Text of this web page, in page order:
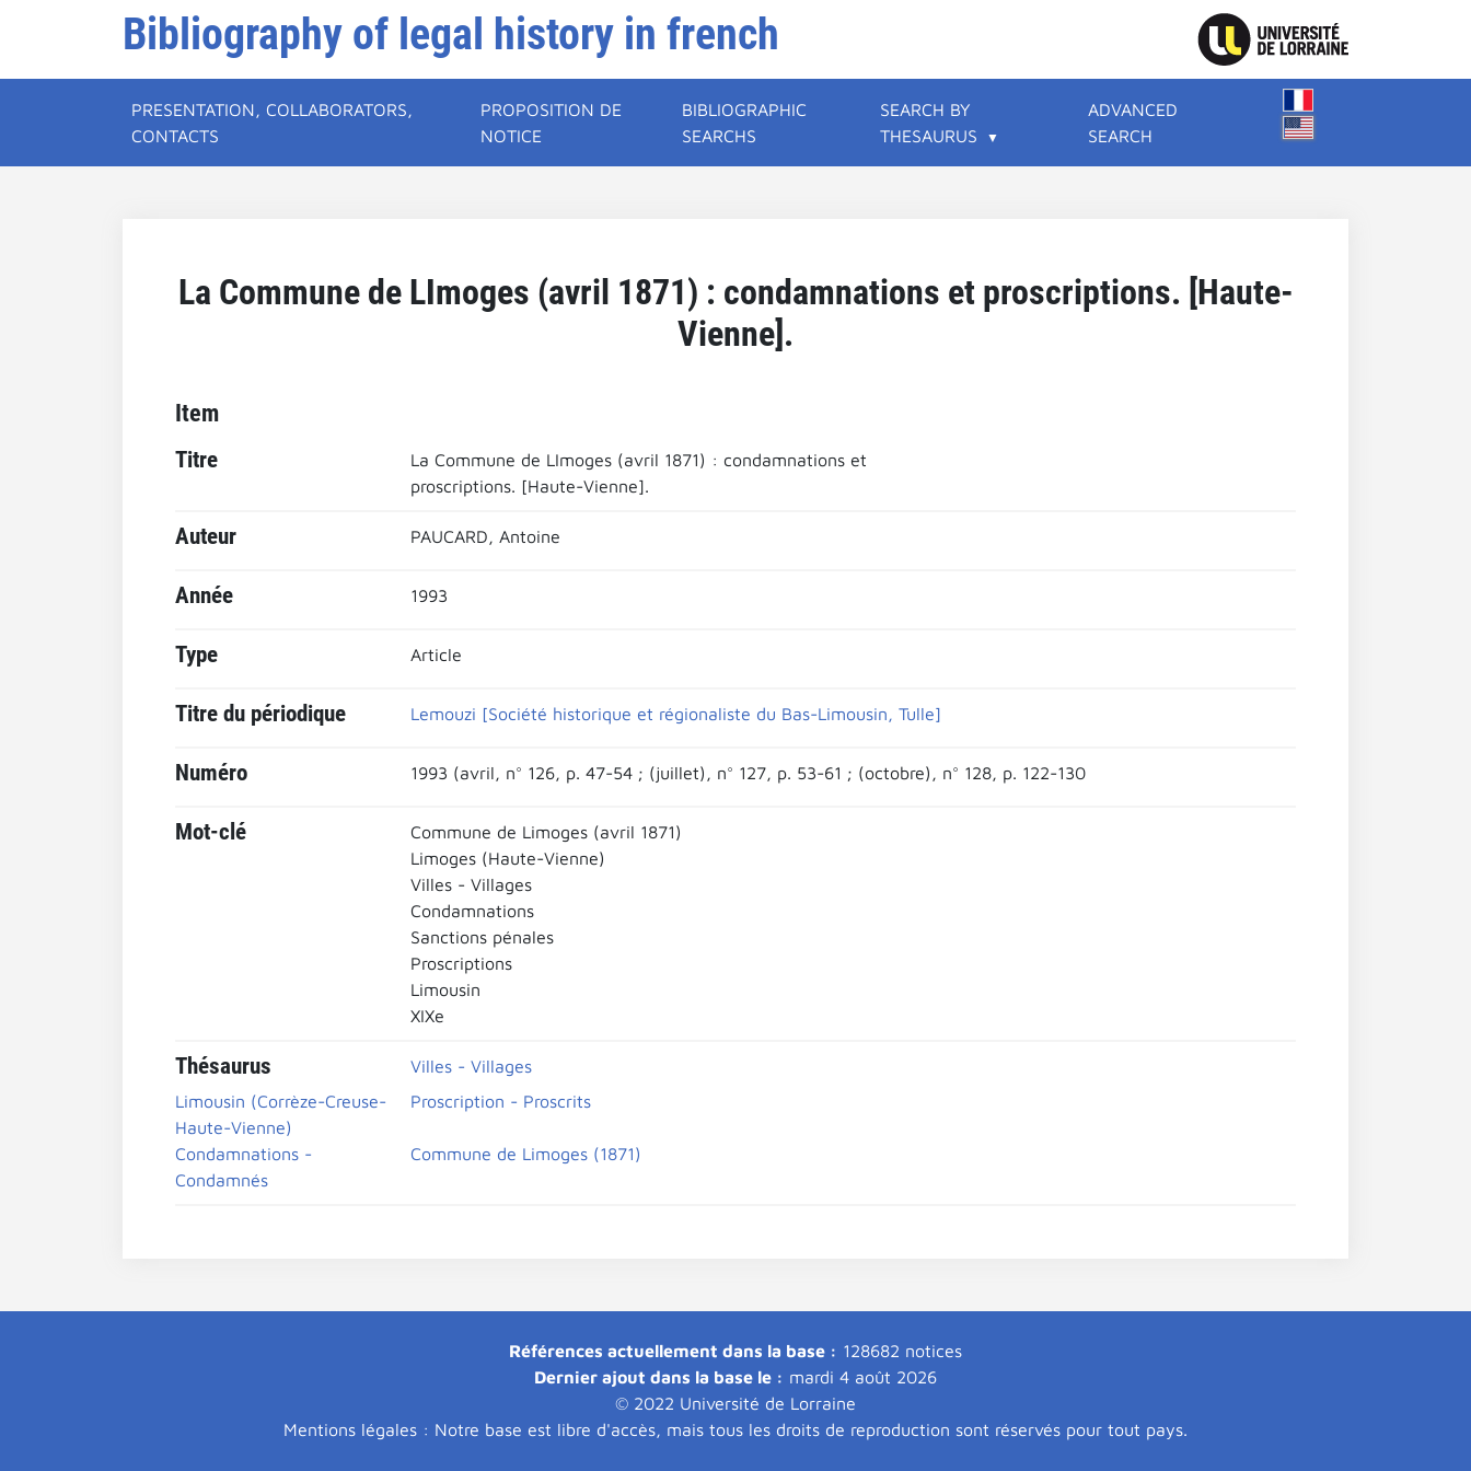
Bibliography of legal history in french
PRESENTATION, COLLABORATORS,
CONTACTS
PROPOSITION DE
NOTICE
BIBLIOGRAPHIC
SEARCHS
SEARCH BY
THESAURUS
ADVANCED
SEARCH
La Commune de LImoges (avril 1871) : condamnations et proscriptions. [Haute-
Vienne].
Item
Titre
La Commune de LImoges (avril 1871) : condamnations et
proscriptions. [Haute-Vienne].
Auteur PAUCARD, Antoine
Année 1993
Type Article
Titre du périodique Lemouzi [Société historique et régionaliste du Bas-Limousin, Tulle]
Numéro 1993 (avril, n° 126, p. 47-54 ; (juillet), n° 127, p. 53-61 ; (octobre), n° 128, p. 122-130
Mot-clé
Commune de Limoges (avril 1871)
Limoges (Haute-Vienne)
Villes - Villages
Condamnations
Sanctions pénales
Proscriptions
Limousin
XIXe
Thésaurus
Villes - Villages
Limousin (Corrèze-Creuse-
Haute-Vienne)
Proscription - Proscrits
Condamnations -
Condamnés
Commune de Limoges (1871)
Références actuellement dans la base : 128682 notices
Dernier ajout dans la base le : mardi 4 août 2026
© 2022 Université de Lorraine
Mentions légales : Notre base est libre d'accès, mais tous les droits de reproduction sont réservés pour tout pays.